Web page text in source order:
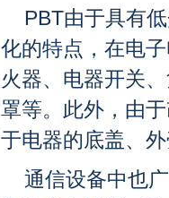
PBT由于具有
化的特点，在电
火器、电器开关
罩等。此外，由
于电器的底盖、
通信设备中也